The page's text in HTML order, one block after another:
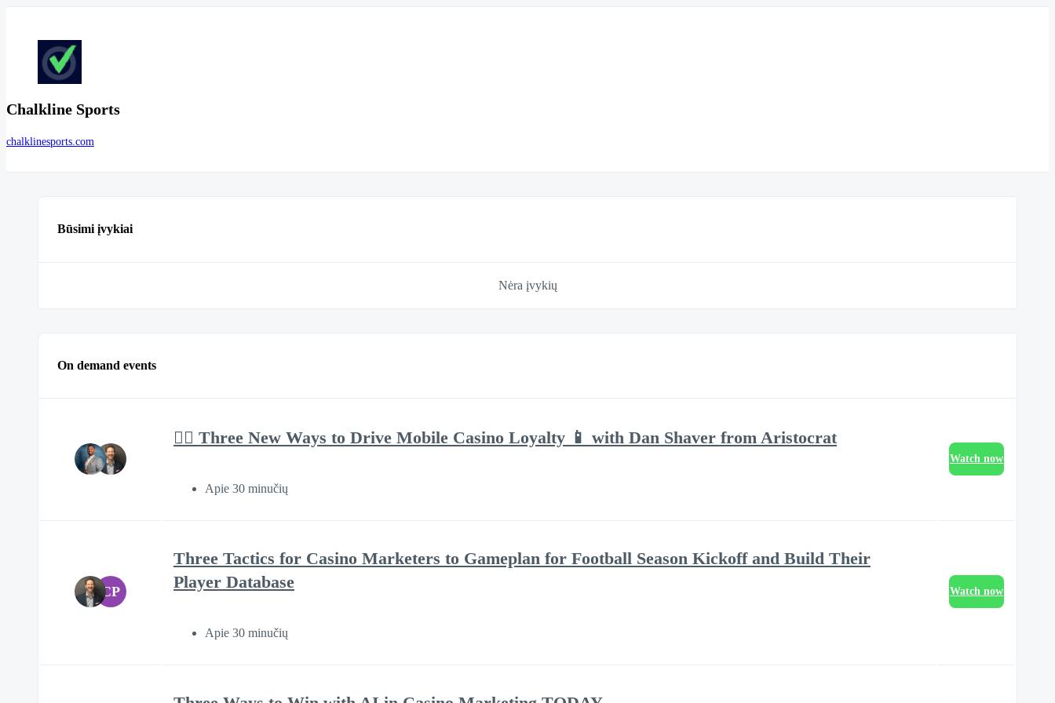
Chalkline Sports
chalklinesports.com
Būsimi įvykiai
Nėra įvykių
On demand events
❤️‍🔥 Three New Ways to Drive Mobile Casino Loyalty 📱 with Dan Shaver from Aristocrat
Apie 30 minučių
Watch now
CP
Three Tactics for Casino Marketers to Gameplan for Football Season Kickoff and Build Their
Player Database
Apie 30 minučių
Watch now